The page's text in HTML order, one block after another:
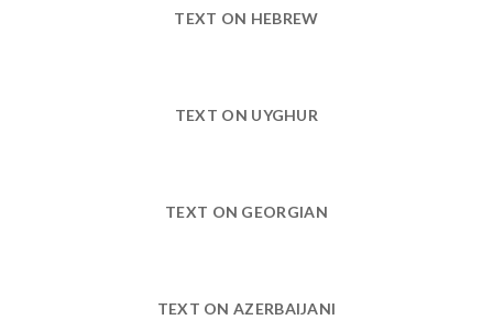
TEXT ON HEBREW
TEXT ON UYGHUR
TEXT ON GEORGIAN
TEXT ON AZERBAIJANI